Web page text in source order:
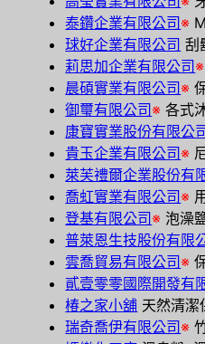
泰鑽企業有限公司 ※
球好企業有限公司 刮
莉思加企業有限公司 ※
晨碩實業有限公司 ※
御璽有限公司 ※各式
康寶實業股份有限公
貴玉企業有限公司 ※
萊芙禮爾企業股份有
喬虹實業有限公司 ※
登基有限公司 ※泡澡
普萊恩生技股份有限
雲喬貿易有限公司 ※
貳壹零零國際開發有
椿之家小舖 天然清潔
瑞奇喬伊有限公司 ※